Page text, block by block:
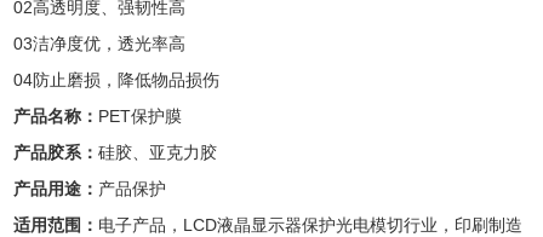
02高透明度、强韧性高
03洁净度优，透光率高
04防止磨损，降低物品损伤
产品名称： PET保护膜
产品胶系：硅胶、亚克力胶
产品用途： 产品保护
适用范围： 电子产品，LCD液晶显示器保护光电模切行业，印刷制造